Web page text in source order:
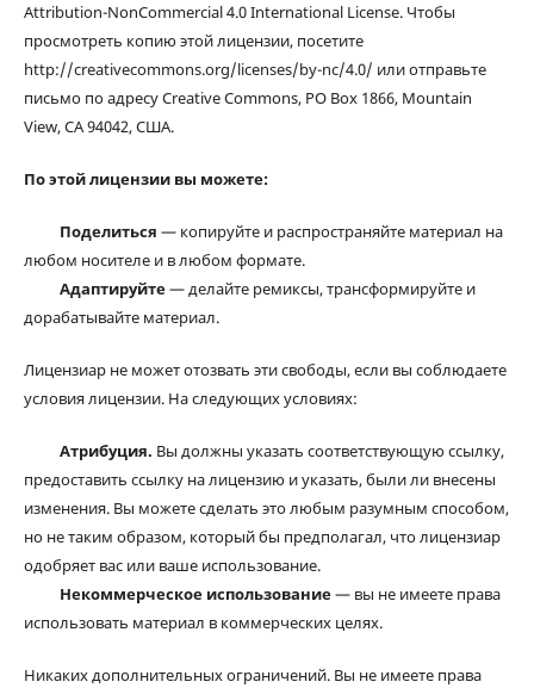
Attribution-NonCommercial 4.0 International License. Чтобы
просмотреть копию этой лицензии, посетите
http://creativecommons.org/licenses/by-nc/4.0/ или отправьте
письмо по адресу Creative Commons, PO Box 1866, Mountain
View, CA 94042, США.
По этой лицензии вы можете:
Поделиться — копируйте и распространяйте материал на
любом носителе и в любом формате.
Адаптируйте— делайте ремиксы, трансформируйте и
дорабатывайте материал.
Лицензиар не может отозвать эти свободы, если вы соблюдаете
условия лицензии. На следующих условиях:
Атрибуция. Вы должны указать соответствующую ссылку,
предоставить ссылку на лицензию и указать, были ли внесены
изменения. Вы можете сделать это любым разумным способом,
но не таким образом, который бы предполагал, что лицензиар
одобряет вас или ваше использование.
Некоммерческое использование— вы не имеете права
использовать материал в коммерческих целях.
Никаких дополнительных ограничений. Вы не имеете права